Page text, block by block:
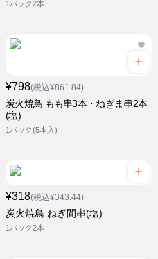
1パック2本
¥798(税込¥861.84)
炭火焼鳥 もも串3本・ねぎま串2本
(塩)
1パック(5本入)
¥318(税込¥343.44)
炭火焼鳥 ねぎ間串(塩)
1パック2本